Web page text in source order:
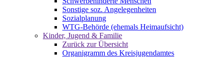
Sonstige soz. Angelegenheiten
Sozialplanung
WTG-Behörde (ehemals Heimaufsicht)
Kinder, Jugend & Familie
Zurück zur Übersicht
Organigramm des Kreisjugendamtes